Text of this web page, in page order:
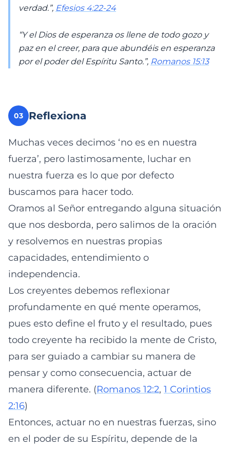
verdad.”, Efesios 4:22-24
“Y el Dios de esperanza os llene de todo gozo y
paz en el creer, para que abundéis en esperanza
por el poder del Espíritu Santo.”, Romanos 15:13
03 Reflexiona
Muchas veces decimos ‘no es en nuestra
fuerza’, pero lastimosamente, luchar en
nuestra fuerza es lo que por defecto
buscamos para hacer todo.
Oramos al Señor entregando alguna situación
que nos desborda, pero salimos de la oración
y resolvemos en nuestras propias
capacidades, entendimiento o
independencia.
Los creyentes debemos reflexionar
profundamente en qué mente operamos,
pues esto define el fruto y el resultado, pues
todo creyente ha recibido la mente de Cristo,
para ser guiado a cambiar su manera de
pensar y como consecuencia, actuar de
manera diferente. (Romanos 12:2, 1 Corintios
2:16)
Entonces, actuar no en nuestras fuerzas, sino
en el poder de su Espíritu, depende de la